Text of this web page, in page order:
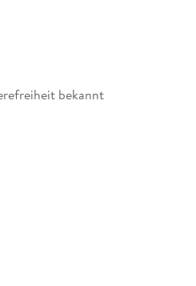
bekannt